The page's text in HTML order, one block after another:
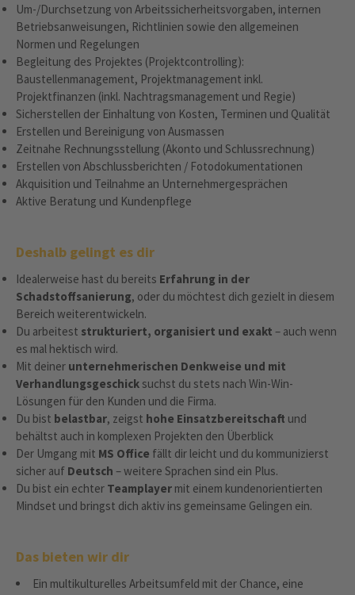
Um-/Durchsetzung von Arbeitssicherheitsvorgaben, internen
Betriebsanweisungen, Richtlinien sowie den allgemeinen
Normen und Regelungen
Begleitung des Projektes (Projektcontrolling):
Baustellenmanagement, Projektmanagement inkl.
Projektfinanzen (inkl. Nachtragsmanagement und Regie)
Sicherstellen der Einhaltung von Kosten, Terminen und Qualität
Erstellen und Bereinigung von Ausmassen
Zeitnahe Rechnungsstellung (Akonto und Schlussrechnung)
Erstellen von Abschlussberichten / Fotodokumentationen
Akquisition und Teilnahme an Unternehmergesprächen
Aktive Beratung und Kundenpflege
Deshalb gelingt es dir
Idealerweise hast du bereits Erfahrung in der
Schadstoffsanierung, oder du möchtest dich gezielt in diesem
Bereich weiterentwickeln.
Du arbeitest strukturiert, organisiert und exakt – auch wenn
es mal hektisch wird.
Mit deiner unternehmerischen Denkweise und mit
Verhandlungsgeschick suchst du stets nach Win-Win-
Lösungen für den Kunden und die Firma.
Du bist belastbar, zeigst hohe Einsatzbereitschaft und
behältst auch in komplexen Projekten den Überblick
Der Umgang mit MS Office fällt dir leicht und du kommunizierst
sicher auf Deutsch – weitere Sprachen sind ein Plus.
Du bist ein echter Teamplayer mit einem kundenorientierten
Mindset und bringst dich aktiv ins gemeinsame Gelingen ein.
Das bieten wir dir
Ein multikulturelles Arbeitsumfeld mit der Chance, eine